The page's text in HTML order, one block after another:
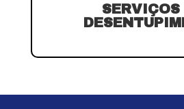
SERVIÇOS